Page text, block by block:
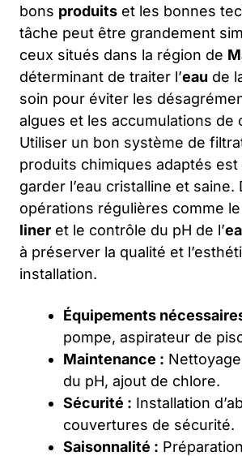
bons produits et les bonnes
tâche peut être grandement
ceux situés dans la région de
déterminant de traiter l’eau de
soin pour éviter les
algues et les accumulations de
Utiliser un bon système de
produits chimiques adaptés
garder l’eau cristalline et saine.
opérations régulières comme
liner et le contrôle du pH de l’
à préserver la qualité et
installation.
Équipements
pompe, aspirateur de
Maintenance :
du pH, ajout de chlore.
Sécurité : Installation
couvertures de sécurité.
Saisonnalité :